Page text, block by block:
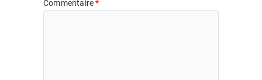
Commentaire*